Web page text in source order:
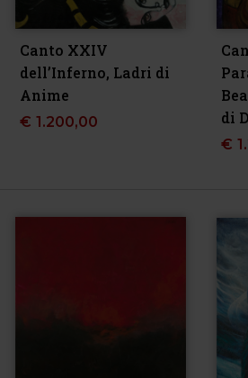
Canto XXIV
dell’Inferno, Ladri di
Anime
€ 1.200,00
di
€